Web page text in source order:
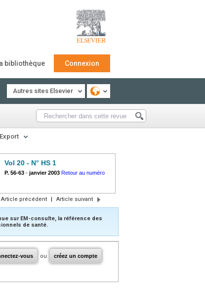
bibliothèque Connexion
Autres sites Elsevier
Export
Vol 20 - N° HS 1
P. 56-63 - janvier 2003 Retour au numéro
Article précédent | Article suivant
sur EM-consulte, la référence des
de santé.
vous ou créez un compte